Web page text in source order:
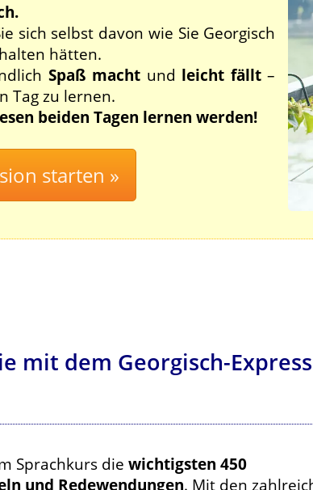
sich selbst davon wie Sie Georgisch
hätten.
Spaß macht und leicht fällt–
Tag zu lernen.
beiden Tagen lernen werden!
mit dem Georgisch-
Sprachkurs die wichtigsten 450
und Redewendungen. Mit den